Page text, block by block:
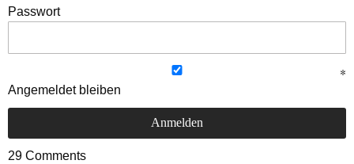
Passwort
Angemeldet bleiben
29 Comments